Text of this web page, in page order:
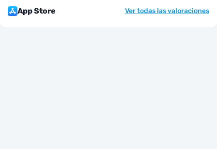
App Store Ver todas las valoraciones